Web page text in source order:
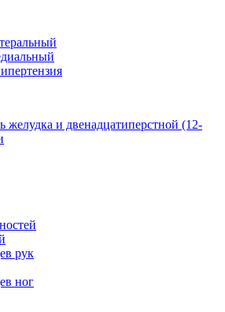
желудка и двенадцатиперстной (12-
рук
ног